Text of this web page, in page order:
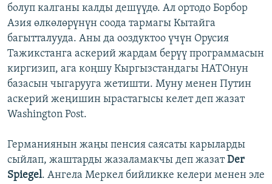
болуп калганы калды дешүүдө. Ал ортодо Борбор
Азия өлкөлөрүнүн соода тармагы Кытайга
багытталууда. Аны да ооздуктоо үчүн Орусия
Тажикстанга аскерий жардам берүү программасын
киргизип, ага коңшу Кыргызстандагы НАТОнун
базасын чыгарууга жетишти. Муну менен Путин
аскерий жеңишин ырастагысы келет деп жазат
Washington Post.
Германиянын жаңы пенсия саясаты карыларды
сыйлап, жаштарды жазаламакчы деп жазатDer
Spiegel. Ангела Меркел бийликке келери менен эле